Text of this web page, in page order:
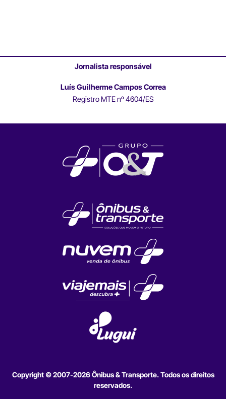
Jornalista responsável
Luís Guilherme Campos Correa
Registro MTE nº 4604/ES
Copyright © 2007-2026 Ônibus & Transporte. Todos os direitos
reservados.